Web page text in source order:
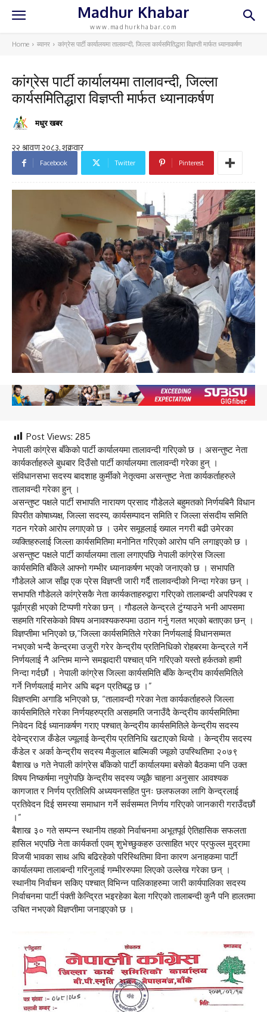
Madhur Khabar
www.madhurkhabar.com
Home ब्यानर कांग्रेस पार्टी कार्यालयमा तालावन्दी, जिल्ला कार्यसमितिद्धारा विज्ञप्ती मार्फत ध्यानाकर्षण
कांग्रेस पार्टी कार्यालयमा तालावन्दी, जिल्ला
कार्यसमितिद्धारा विज्ञप्ती मार्फत ध्यानाकर्षण
मधुर खबर
Facebook Twitter Pinterest
Post Views: 285
नेपाली कांग्रेस बाँकेको पार्टी कार्यालयमा तालावन्दी गरिएको छ । असन्तुष्ट नेता
कार्यकर्ताहरुले बुधबार दिउँसो पार्टी कार्यालयमा तालावन्दी गरेका हुन् ।
संविधानसभा सदस्य बादशाह कुर्मीको नेतृत्वमा असन्तुष्ट नेता कार्यकर्ताहरुले
तालावन्दी गरेका हुन् ।
असन्तुष्ट पक्षले पार्टी सभापति नारायण प्रसाद गौडेलले बहुमतको निर्णयबिनै विधान
विपरीत कोषाध्यक्ष, जिल्ला सदस्य, कार्यसम्पादन समिति र जिल्ला संसदीय समिति
गठन गरेको आरोप लगाएको छ । उमेर समूहलाई ख्याल नगरी बढी उमेरका
व्यक्तिहरुलाई जिल्ला कार्यसमितिमा मनोनित गरिएको आरोप पनि लगाइएको छ ।
असन्तुष्ट पक्षले पार्टी कार्यालयमा ताला लगाएपछि नेपाली कांग्रेस जिल्ला
कार्यसमिति बाँकेले आफ्नो गम्भीर ध्यानाकर्षण भएको जनाएको छ । सभापति
गौडेलले आज साँझ एक प्रेस विज्ञप्ती जारी गर्दै तालावन्दीको निन्दा गरेका छन् ।
सभापति गौडेलले कांग्रेसकै नेता कार्यकताहरुद्वारा गरिएको तालाबन्दी अपरिपक्व र
पूर्वाग्रही भएको टिप्पणी गरेका छन् । गौडलले केन्द्रले टुंग्याउने भनी आपसमा
सहमति गरिसकेको विषय अनावश्यकरुपमा उठान गर्नु गलत भएको बताएका छन् ।
विज्ञप्तीमा भनिएको छ,“जिल्ला कार्यसमितिले गरेका निर्णयलाई विधानसम्मत
नभएको भन्दै केन्द्रमा उजुरी गरेर केन्द्रीय प्रतिनिधिको रोहबरमा केन्द्रले गर्ने
निर्णयलाई नै अन्तिम मान्ने समझदारी पश्चात् पनि गरिएको यस्तो हर्कतको हामी
निन्दा गर्दछौं । नेपाली कांग्रेस जिल्ला कार्यसमिति बाँके केन्द्रीय कार्यसमितिले
गर्ने निर्णयलाई मानेर अघि बढ्न प्रतिबद्ध छ ।”
विज्ञप्तमिा अगाडि भनिएको छ, “तालावन्दी गरेका नेता कार्यकर्ताहरुले जिल्ला
कार्यसमितिले गरेका निर्णयहरुप्रति असहमति जनाउँदै केन्द्रीय कार्यसमितिमा
निवेदन दिई ध्यानाकर्षण गराए पश्चात् केन्द्रीय कार्यसमितिले केन्द्रीय सदस्य
देवेन्द्रराज कँडेल ज्यूलाई केन्द्रीय प्रतिनिधि खटाएको थियो । केन्द्रीय सदस्य
कँडेल र अर्का केन्द्रीय सदस्य मैकुलाल बाल्मिकी ज्यूको उपस्थितिमा २०७९
बैशाख ७ गते नेपाली कांग्रेस बाँकेको पार्टी कार्यालयमा बसेको बैठकमा पनि उक्त
विषय निष्कर्षमा नपुगेपछि केन्द्रीय सदस्य ज्यूकै चाहना अनुसार आवश्यक
कागजात र निर्णय प्रतिलिपि अध्ययनसहित पुनः छलफलका लागि केन्द्रलाई
प्रतिवेदन दिई समस्या समाधान गर्ने सर्वसम्मत निर्णय गरिएको जानकारी गराउँदछौं
।”
बैशाख ३० गते सम्पन्न स्थानीय तहको निर्वाचनमा अभूतपूर्व ऐतिहासिक सफलता
हासिल भएपछि नेता कार्यकर्ता एवम् शुभेच्छुकहरु उत्साहित भएर प्रफुल्ल मुद्रामा
विजयी भावका साथ अघि बढिरहेको परिस्थितिमा विना कारण अनाहकमा पार्टी
कार्यालयमा तालाबन्दी गरिनुलाई गम्भीररुपमा लिएको उल्लेख गरेका छन् ।
स्थानीय निर्वाचन सकिए पश्चात् विभिन्न पालिकाहरुमा जारी कार्यपालिका सदस्य
निर्वाचनमा पार्टी पंक्ती केन्द्रित भइरहेका बेला गरिएको तालाबन्दी कुनै पनि हालतमा
उचित नभएको विज्ञप्तीमा जनाइएको छ ।